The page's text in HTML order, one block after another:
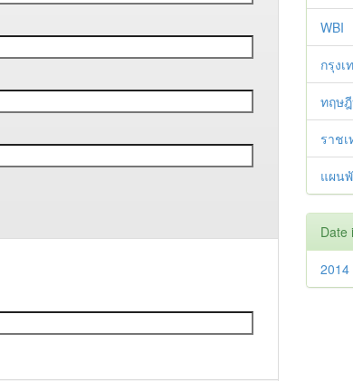
WBI
กรุง
ทฤษ
ราชเ
แผน
Date
2014